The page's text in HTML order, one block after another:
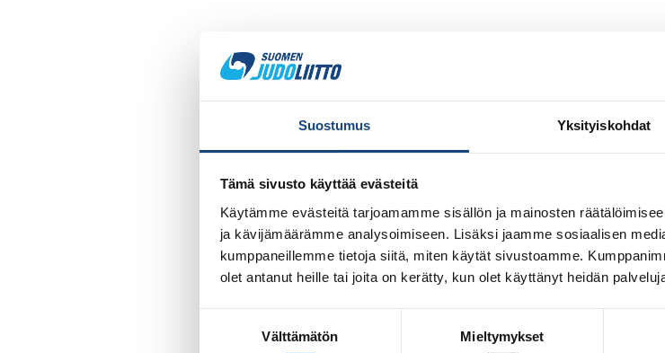
Suostumus Yksityiskohdat
Tämä sivusto käyttää evästeitä
Käytämme evästeitä tarjoamamme sisällön ja mainosten
ja kävijämäärämme analysoimiseen. Lisäksi jaamme sosiaalisen
kumppaneillemme tietoja siitä, miten käytät sivustoamme.
olet antanut heille tai joita on kerätty, kun olet käyttänyt heidän
Välttämätön Mieltymykset